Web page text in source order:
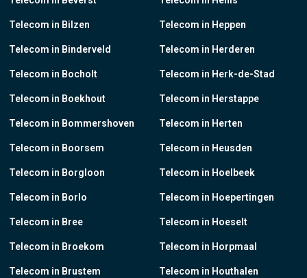
Telecom in Bilzen
Telecom in Binderveld
Telecom in Bocholt
Telecom in Boekhout
Telecom in Bommershoven
Telecom in Boorsem
Telecom in Borgloon
Telecom in Borlo
Telecom in Bree
Telecom in Broekom
Telecom in Brustem
Telecom in Heppen
Telecom in Herderen
Telecom in Herk-de-Stad
Telecom in Herstappe
Telecom in Herten
Telecom in Heusden
Telecom in Hoelbeek
Telecom in Hoepertingen
Telecom in Hoeselt
Telecom in Horpmaal
Telecom in Houthalen